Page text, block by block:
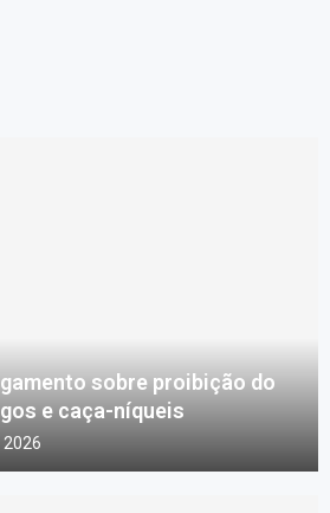
sobre proibição do
e caça-níqueis
2026